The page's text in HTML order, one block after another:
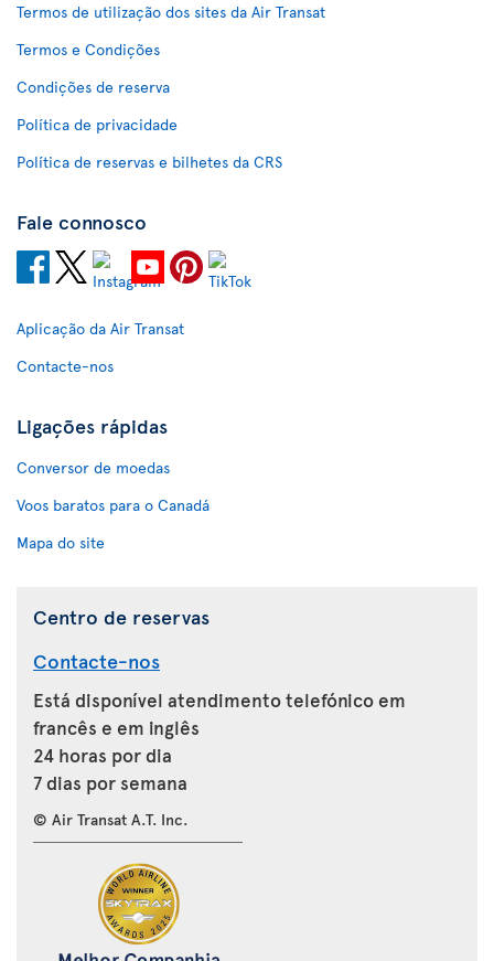
Termos de utilização dos sites da Air Transat
Termos e Condições
Condições de reserva
Política de privacidade
Política de reservas e bilhetes da CRS
Fale connosco
Aplicação da Air Transat
Contacte-nos
Ligações rápidas
Conversor de moedas
Voos baratos para o Canadá
Mapa do site
Centro de reservas
Contacte-nos
Está disponível atendimento telefónico em
francês e em inglês
24 horas por dia
7 dias por semana
© Air Transat A.T. Inc.